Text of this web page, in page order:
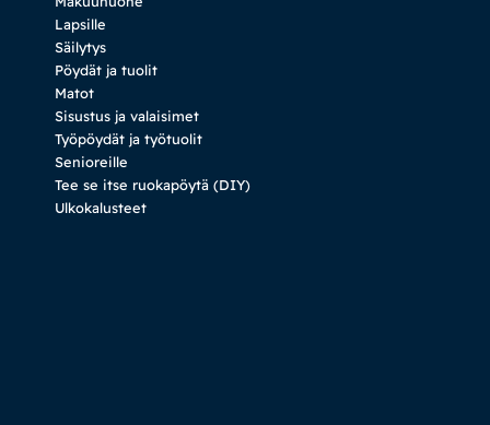
Lapsille
Säilytys
Pöydät ja tuolit
Matot
Sisustus ja valaisimet
Työpöydät ja työtuolit
Senioreille
Tee se itse ruokapöytä (DIY)
Ulkokalusteet